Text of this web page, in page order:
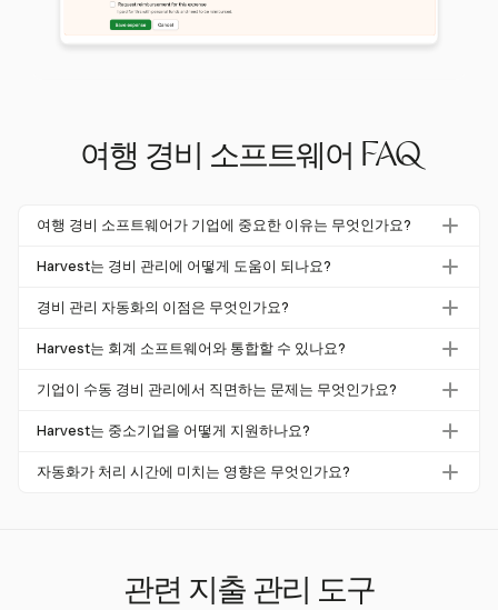
여행 경비 소프트웨어 FAQ
여행 경비 소프트웨어가 기업에 중요한 이유는 무엇인가요?
여행 경비 소프트웨어는 수동 오류와 처리 비용을 줄이기 때
고 보고서 완료 시간을 절반으로 단축하여 더 빠른 환급과
Harvest는 경비 관리에 어떻게 도움이 되나요?
Harvest는 사용자가 프로젝트 경비를 수동으로 입력하고 영
줍니다. QuickBooks 및 Xero와 통합되어 청구서 관리를 간
다.
경비 관리 자동화의 이점은 무엇인가요?
경비 관리 자동화는 처리 비용을 최대 78%까지 줄이고 처리
재무 가시성을 제공하며, 기업이 전략적 작업에 집중할 수
Harvest는 회계 소프트웨어와 통합할 수 있나요?
네, Harvest는 QuickBooks 및 Xero와 통합되어 청구서 전송
가능합니다.
기업이 수동 경비 관리에서 직면하는 문제는 무엇인가요?
수동 경비 관리는 종종 높은 오류율을 동반하며, 19%의 보
비효율성을 초래하여 자동화 솔루션의 채택이 필요합니다.
Harvest는 중소기업을 어떻게 지원하나요?
Harvest는 경비 추적 및 고객 청구를 위한 간단한 도구를 제
자동화가 처리 시간에 미치는 영향은 무엇인가요?
역으로 재배치할 수 있게 합니다.
관련 지출 관리 도구